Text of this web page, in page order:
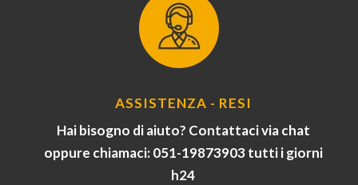
ASSISTENZA - RESI
Hai bisogno di aiuto? Contattaci via chat
oppure chiamaci: 051-19873903 tutti i giorni
h24